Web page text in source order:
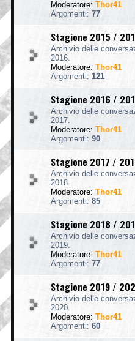
Moderatore: Thor41
Argomenti: 77
Stagione 2015 /
Archivio delle
2016.
Moderatore: Thor41
Argomenti: 121
Stagione 2016 /
Archivio delle
2017.
Moderatore: Thor41
Argomenti: 90
Stagione 2017 /
Archivio delle
2018.
Moderatore: Thor41
Argomenti: 85
Stagione 2018 /
Archivio delle
2019.
Moderatore: Thor41
Argomenti: 77
Stagione 2019 /
Archivio delle
2020.
Moderatore: Thor41
Argomenti: 60